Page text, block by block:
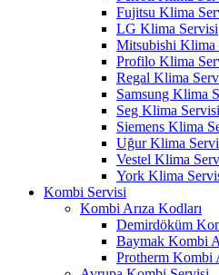
Fujitsu Klima
LG Klima Servisi
Mitsubishi Klima
Profilo Klima
Regal Klima
Samsung Klima
Seg Klima Servisi
Siemens Klima
Uğur Klima
Vestel Klima
York Klima
Kombi Servisi
Kombi Arıza Kodları
Demirdöküm
Baymak Kombi
Protherm Kombi